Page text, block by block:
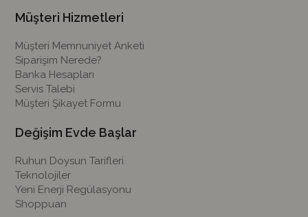
Müşteri Hizmetleri
Müşteri Memnuniyet Anketi
Siparişim Nerede?
Banka Hesapları
Servis Talebi
Müşteri Şikayet Formu
Değişim Evde Başlar
Ruhun Doysun Tarifleri
Teknolojiler
Yeni Enerji Regülasyonu
Shoppuan